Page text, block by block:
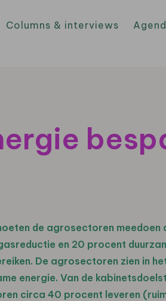
Columns & interviews
de agrosectoren meedoen
en 20 procent
De agrosectoren zien in
energie. Van de
circa 40 procent leveren